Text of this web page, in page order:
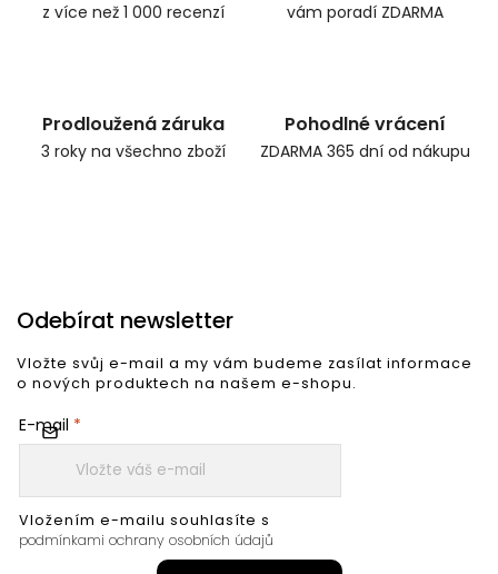
z více než 1 000 recenzí vám poradí ZDARMA
Prodloužená záruka
3 roky na všechno zboží
Pohodlné vrácení
ZDARMA 365 dní od nákupu
Odebírat newsletter
Vložte svůj e-mail a my vám budeme zasílat informace
o nových produktech na našem e-shopu.
E-mail
Vložením e-mailu souhlasíte s
podmínkami ochrany osobních údajů